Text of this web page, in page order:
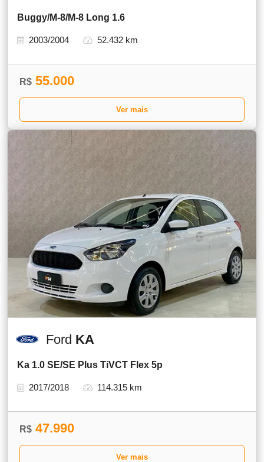
Buggy/M-8/M-8 Long 1.6
2003/2004 52.432 km
R$ 55.000
Ver mais
Ford KA
Ka 1.0 SE/SE Plus TiVCT Flex 5p
2017/2018 114.315 km
R$ 47.990
Ver mais